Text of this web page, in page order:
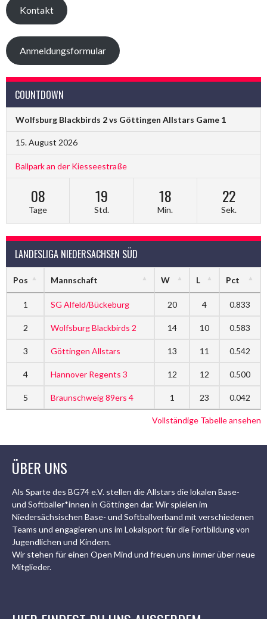
Kontakt
Anmeldungsformular
COUNTDOWN
Wolfsburg Blackbirds 2 vs Göttingen Allstars Game 1
15. August 2026
Ballpark an der Kiesseestraße
08
Tage
19
Std.
18
Min.
22
Sek.
LANDESLIGA NIEDERSACHSEN SÜD
Pos Mannschaft W L Pct
1 SG Alfeld/Bückeburg 20 4 0.833
2 Wolfsburg Blackbirds 2 14 10 0.583
3 Göttingen Allstars 13 11 0.542
4 Hannover Regents 3 12 12 0.500
5 Braunschweig 89ers 4 1 23 0.042
Vollständige Tabelle ansehen
ÜBER UNS
Als Sparte des BG74 e.V. stellen die Allstars die lokalen Base-
und Softballer*innen in Göttingen dar. Wir spielen im
Niedersächsischen Base- und Softballverband mit verschiedenen
Teams und engagieren uns im Lokalsport für die Fortbildung von
Jugendlichen und Kindern.
Wir stehen für einen Open Mind und freuen uns immer über neue
Mitglieder.